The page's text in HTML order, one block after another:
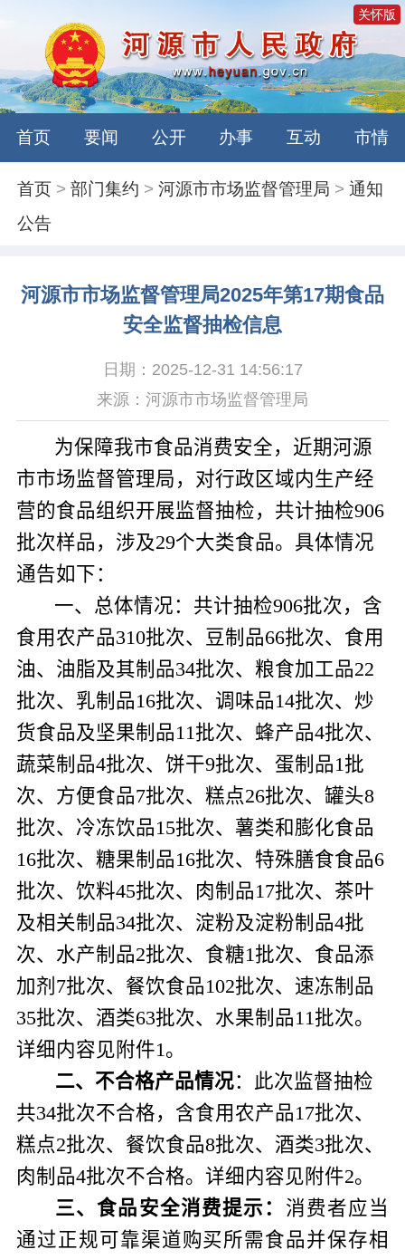
关怀版
首页 要闻 公开 办事 互动 市情
首页 >部门集约 >河源市市场监督管理局 >通知
公告
河源市市场监督管理局2025年第17期食品
安全监督抽检信息
日期：2025-12-31 14:56:17
来源：河源市市场监督管理局
为保障我市食品消费安全，近期河源
市市场监督管理局，对行政区域内生产经
营的食品组织开展监督抽检，共计抽检906
批次样品，涉及29个大类食品。具体情况
通告如下：
一、 总体情况： 共计抽检906批次，含
食用农产品310批次、豆制品66批次、食用
油、油脂及其制品34批次、粮食加工品22
批次、乳制品16批次、调味品14批次、炒
货食品及坚果制品11 批次、蜂产品4批次、
蔬菜制品4批次、饼干9批次、蛋制品1 批
次、方便食品7批次、糕点26批次、罐头8
批次、冷冻饮品15批次、薯类和膨化食品
16批次、糖果制品16批次、特殊膳食食品6
批次、饮料45批次、肉制品17批次、茶叶
及相关制品34批次、淀粉及淀粉制品4批
次、水产制品2批次、食糖1 批次、食品添
加剂 7批次、餐饮食品102批次、速冻制品
35批次、酒类63批次、水果制品11 批次。
详细内容见附件1 。
二、不合格产品情况： 此次监督抽检
共34批次不合格，含食用农产品17批次、
糕点2批次、餐饮食品8批次、酒类3批次、
肉制品4批次不合格。详细内容见附件2。
三、食品安全消费提示： 消费者应当
通过正规可靠渠道购买所需食品并保存相